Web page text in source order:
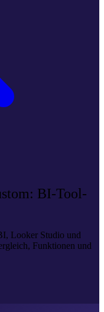
BI-Tool-
Looker Studio und
Funktionen und